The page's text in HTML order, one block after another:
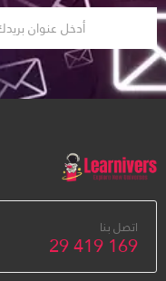
اتصل بنا
29 419 169